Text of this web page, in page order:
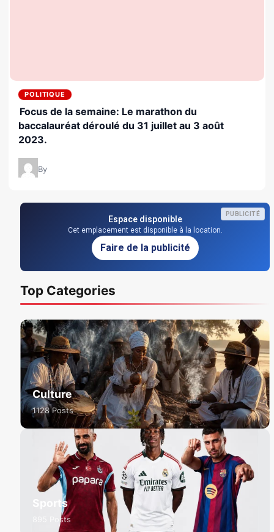
POLITIQUE
Focus de la semaine: Le marathon du
baccalauréat déroulé du 31 juillet au 3 août
2023.
By
PUBLICITÉ
Espace disponible
Cet emplacement est disponible à la location.
Faire de la publicité
Top Categories
Culture
1128 Posts
Sports
895 Posts